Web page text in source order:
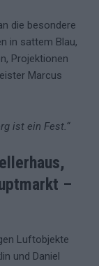
die besondere
in sattem Blau,
Projektionen
Marcus
ist ein Fest.“
–
Luftobjekte
und Daniel